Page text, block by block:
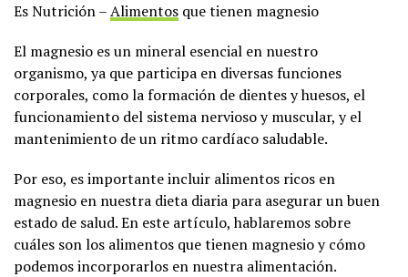
Es Nutrición –Alimentos que tienen magnesio
El magnesio es un mineral esencial en nuestro
organismo, ya que participa en diversas funciones
corporales, como la formación de dientes y huesos, el
funcionamiento del sistema nervioso y muscular, y el
mantenimiento de un ritmo cardíaco saludable.
Por eso, es importante incluir alimentos ricos en
magnesio en nuestra dieta diaria para asegurar un buen
estado de salud. En este artículo, hablaremos sobre
cuáles son los alimentos que tienen magnesio y cómo
podemos incorporarlos en nuestra alimentación.